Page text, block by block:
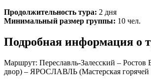
Продолжительность тура: 2 дня
Минимальный размер группы: 10 чел.
Подробная информация о
Маршрут: Переславль-Залесский –
двор) – ЯРОСЛАВЛЬ (Мастерская горячей